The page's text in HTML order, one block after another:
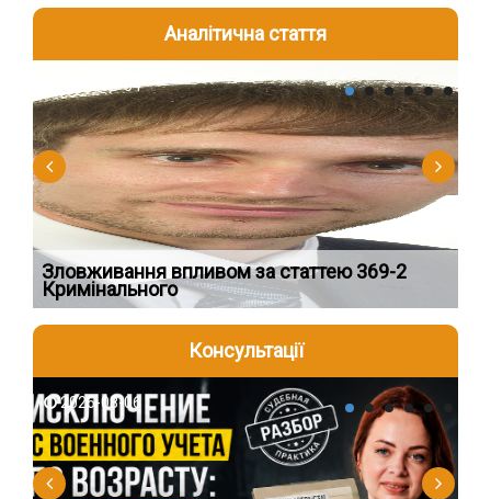
Аналітична стаття
2026-08-04
Зловживання впливом за статтею 369-2
Кримінального
Консультації
2026-08-06